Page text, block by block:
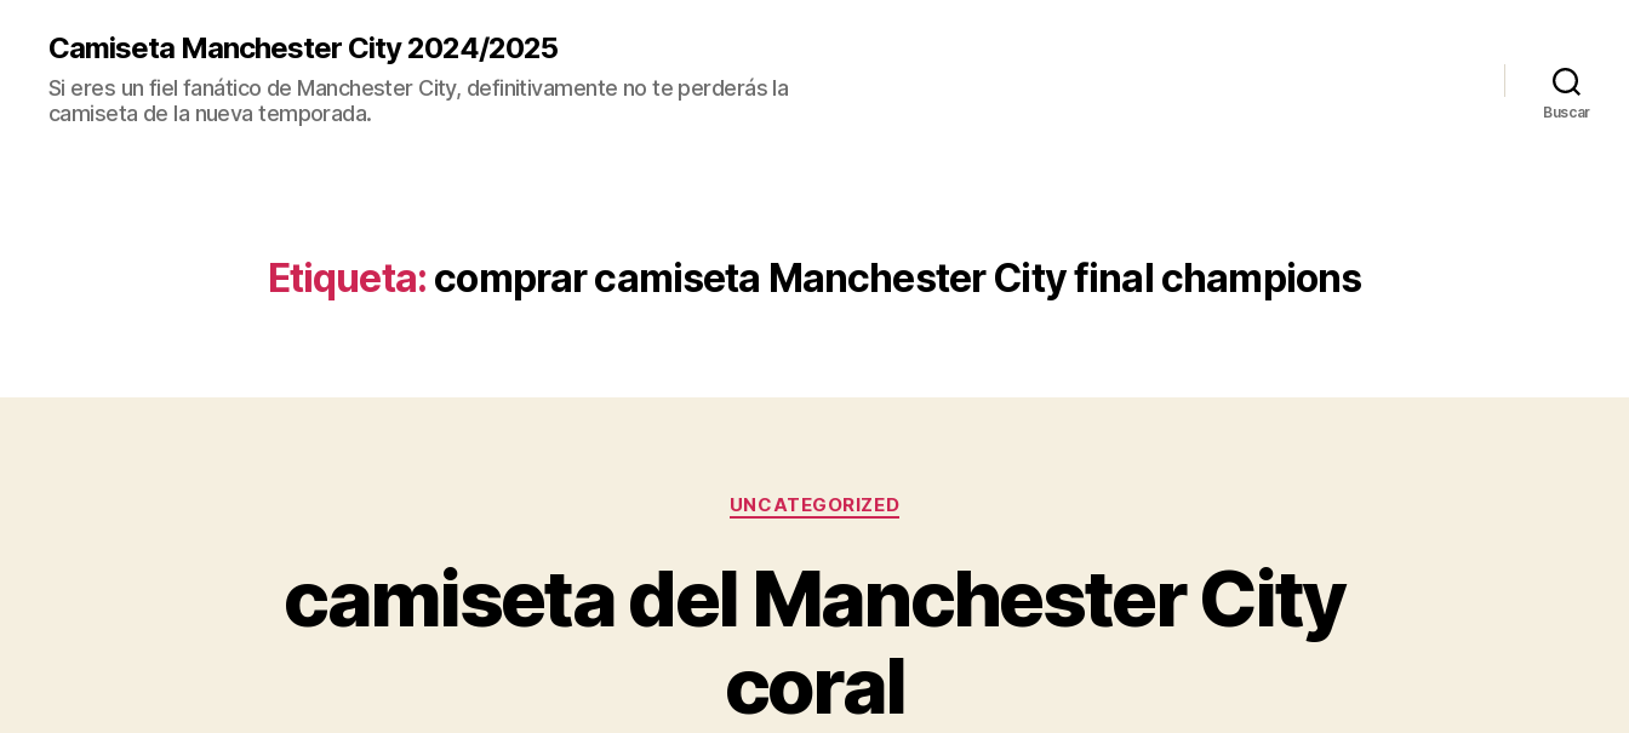
Camiseta Manchester City 2024/2025
Si eres un fiel fanático de Manchester City, definitivamente no te perderás la
camiseta de la nueva temporada.
Buscar
Etiqueta: comprar camiseta Manchester City final champions
Categorías
UNCATEGORIZED
camiseta del Manchester City
coral